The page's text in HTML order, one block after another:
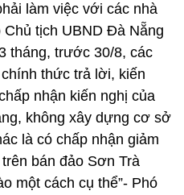
làm việc với các nhà
tịch UBND Đà Nẵng
tháng, trước 30/8, các
thức trả lời, kiến
nhận kiến nghị của
không xây dựng cơ sở
là có chấp nhận giảm
bán đảo Sơn Trà
một cách cụ thể”- Phó